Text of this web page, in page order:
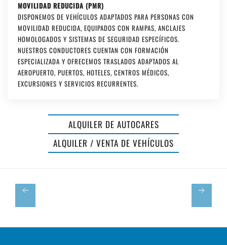
MOVILIDAD REDUCIDA (PMR)
DISPONEMOS DE VEHÍCULOS ADAPTADOS PARA PERSONAS CON
MOVILIDAD REDUCIDA, EQUIPADOS CON RAMPAS, ANCLAJES
HOMOLOGADOS Y SISTEMAS DE SEGURIDAD ESPECÍFICOS.
NUESTROS CONDUCTORES CUENTAN CON FORMACIÓN
ESPECIALIZADA Y OFRECEMOS TRASLADOS ADAPTADOS AL
AEROPUERTO, PUERTOS, HOTELES, CENTROS MÉDICOS,
EXCURSIONES Y SERVICIOS RECURRENTES.
ALQUILER DE AUTOCARES
ALQUILER / VENTA DE VEHÍCULOS
RUMBO
MAR